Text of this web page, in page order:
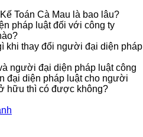
Toán Cà Mau là bao lâu?
pháp luật đối với công ty
khi thay đổi người đại diện pháp
người đại diện pháp luật công
đại diện pháp luật cho người
hữu thì có được không?